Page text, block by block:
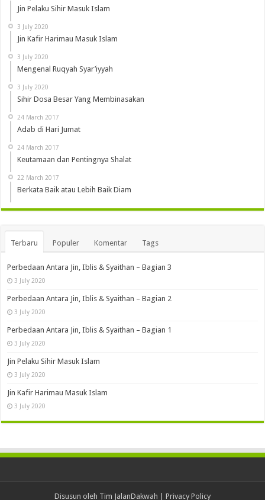
Jin Pelaku Sihir Masuk Islam
3 July 2020
Jin Kafir Harimau Masuk Islam
3 July 2020
Mengenal Ruqyah Syar’iyyah
3 July 2020
Sihir Dosa Besar Yang Membinasakan
24 March 2017
Adab di Hari Jumat
24 March 2017
Keutamaan dan Pentingnya Shalat
22 March 2017
Berkata Baik atau Lebih Baik Diam
Terbaru Populer Komentar Tags
Perbedaan Antara Jin, Iblis & Syaithan – Bagian 3
3 July 2020
Perbedaan Antara Jin, Iblis & Syaithan – Bagian 2
3 July 2020
Perbedaan Antara Jin, Iblis & Syaithan – Bagian 1
3 July 2020
Jin Pelaku Sihir Masuk Islam
3 July 2020
Jin Kafir Harimau Masuk Islam
3 July 2020
Disusun oleh Tim JalanDakwah | Privacy Policy